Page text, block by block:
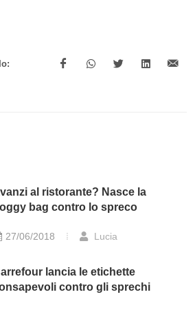
al ristorante? Nasce la
bag contro lo spreco
27/06/2018 Lucia
lancia le etichette
contro gli sprechi